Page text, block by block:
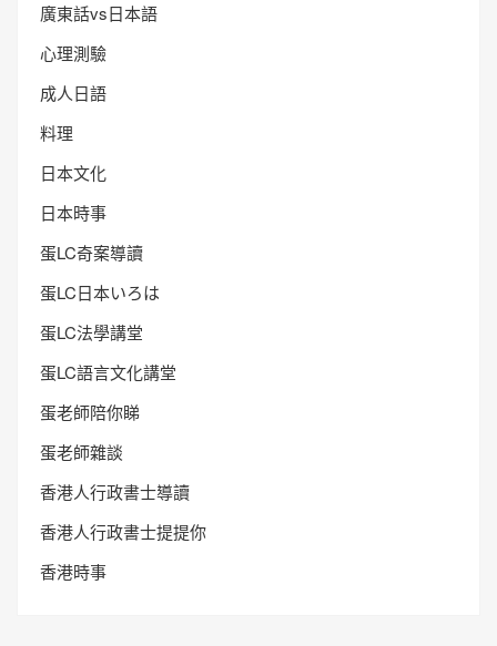
廣東話vs日本語
心理測驗
成人日語
料理
日本文化
日本時事
蛋LC奇案導讀
蛋LC日本いろは
蛋LC法學講堂
蛋LC語言文化講堂
蛋老師陪你睇
蛋老師雜談
香港人行政書士導讀
香港人行政書士提提你
香港時事